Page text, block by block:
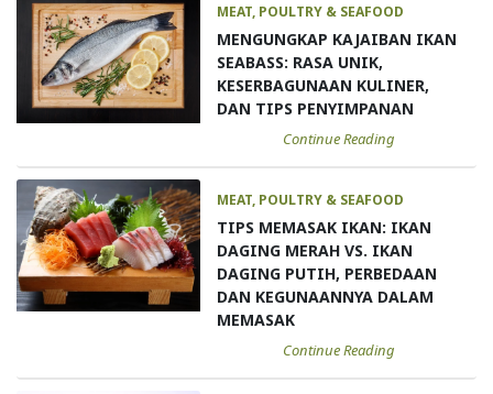
MEAT, POULTRY & SEAFOOD
MENGUNGKAP KAJAIBAN IKAN
SEABASS: RASA UNIK,
KESERBAGUNAAN KULINER,
DAN TIPS PENYIMPANAN
Continue Reading
MEAT, POULTRY & SEAFOOD
TIPS MEMASAK IKAN: IKAN
DAGING MERAH VS. IKAN
DAGING PUTIH, PERBEDAAN
DAN KEGUNAANNYA DALAM
MEMASAK
Continue Reading